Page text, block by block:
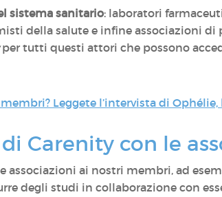
sistema sanitario: laboratori
della salute e infine associazioni di
per tutti questi attori che possono
Leggete l’intervista di
Carenity con le
associazioni ai nostri membri, ad
degli studi in collaborazione con